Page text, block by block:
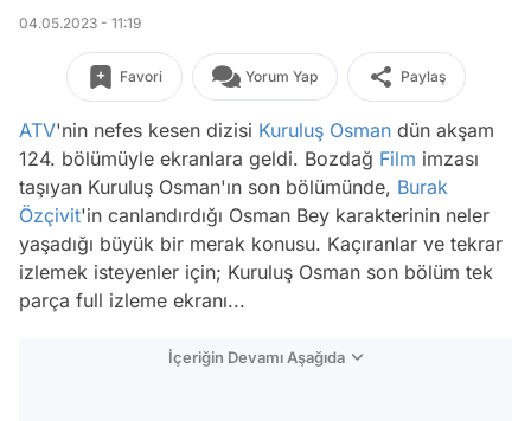
04.05.2023 - 11:19
Favori Yorum Yap Paylaş
ATV'nin nefes kesen dizisi Kuruluş Osman dün akşam
124. bölümüyle ekranlara geldi. Bozdağ Film imzası
taşıyan Kuruluş Osman'ın son bölümünde, Burak
Özçivit'in canlandırdığı Osman Bey karakterinin neler
yaşadığı büyük bir merak konusu. Kaçıranlar ve tekrar
izlemek isteyenler için; Kuruluş Osman son bölüm tek
parça full izleme ekranı...
İçeriğin Devamı Aşağıda